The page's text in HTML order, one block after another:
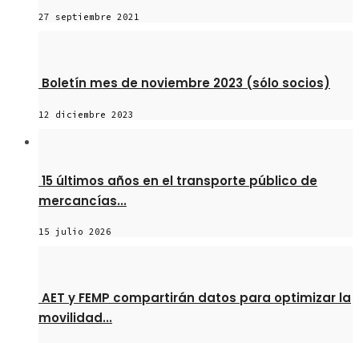
27 septiembre 2021
Boletín mes de noviembre 2023 (sólo socios)
12 diciembre 2023
15 últimos años en el transporte público de
mercancías...
15 julio 2026
AET y FEMP compartirán datos para optimizar la
movilidad...